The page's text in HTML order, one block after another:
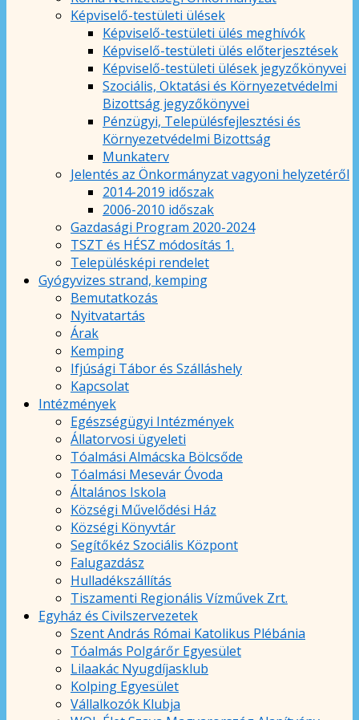
Képviselő-testületi ülések
Képviselő-testületi ülés meghívók
Képviselő-testületi ülés előterjesztések
Képviselő-testületi ülések jegyzőkönyvei
Szociális, Oktatási és Környezetvédelmi
Bizottság jegyzőkönyvei
Pénzügyi, Településfejlesztési és
Környezetvédelmi Bizottság
Munkaterv
Jelentés az Önkormányzat vagyoni helyzetéről
2014-2019 időszak
2006-2010 időszak
Gazdasági Program 2020-2024
TSZT és HÉSZ módosítás 1.
Településképi rendelet
Gyógyvizes strand, kemping
Bemutatkozás
Nyitvatartás
Árak
Kemping
Ifjúsági Tábor és Szálláshely
Kapcsolat
Intézmények
Egészségügyi Intézmények
Állatorvosi ügyeleti
Tóalmási Almácska Bölcsőde
Tóalmási Mesevár Óvoda
Általános Iskola
Községi Művelődési Ház
Községi Könyvtár
Segítőkéz Szociális Központ
Falugazdász
Hulladékszállítás
Tiszamenti Regionális Vízművek Zrt.
Egyház és Civilszervezetek
Szent András Római Katolikus Plébánia
Tóalmás Polgárőr Egyesület
Lilaakác Nyugdíjasklub
Kolping Egyesület
Vállalkozók Klubja